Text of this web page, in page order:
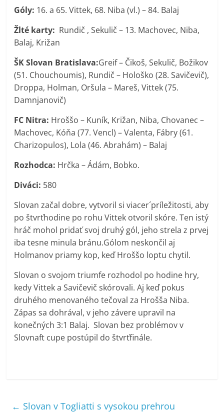
Góly: 16. a 65. Vittek, 68. Niba (vl.) – 84. Balaj
Žlté karty: Rundič , Sekulič – 13. Machovec, Niba,
Balaj, Križan
ŠK Slovan Bratislava:Greif – Čikoš, Sekulič, Božikov
(51. Chouchoumis), Rundič – Hološko (28. Savičevič),
Droppa, Holman, Oršula – Mareš, Vittek (75.
Damnjanovič)
FC Nitra: Hroššo – Kuník, Križan, Niba, Chovanec –
Machovec, Kóňa (77. Vencl) – Valenta, Fábry (61.
Charizopulos), Lola (46. Abrahám) – Balaj
Rozhodca: Hrčka – Ádám, Bobko.
Diváci: 580
Slovan začal dobre, vytvoril si viacer´príležitosti, aby
po štvrťhodine po rohu Vittek otvoril skóre. Ten istý
hráč mohol pridať svoj druhý gól, jeho strela z prvej
iba tesne minula bránu.Gólom neskončil aj
Holmanov priamy kop, keď Hroššo loptu chytil.
Slovan o svojom triumfe rozhodol po hodine hry,
kedy Vittek a Savičevič skórovali. Aj keď pokus
druhého menovaného tečoval za Hrošša Niba.
Zápas sa dohrával, v jeho závere upravil na
konečných 3:1 Balaj. Slovan bez problémov v
Slovnaft cupe postúpil do štvrťfinále.
← Slovan v Togliatti s vysokou prehrou